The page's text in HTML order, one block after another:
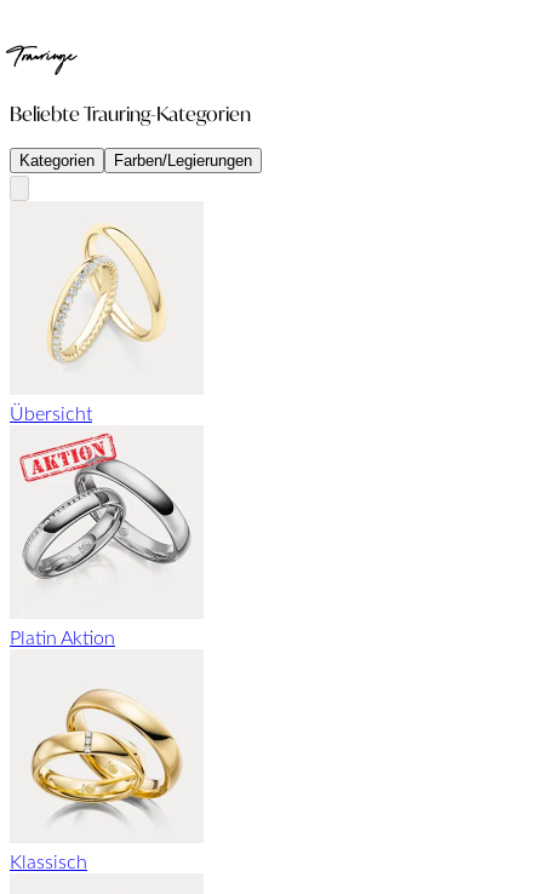
Trauringe
Beliebte Trauring-Kategorien
Kategorien Farben/Legierungen
Übersicht
Platin Aktion
Klassisch